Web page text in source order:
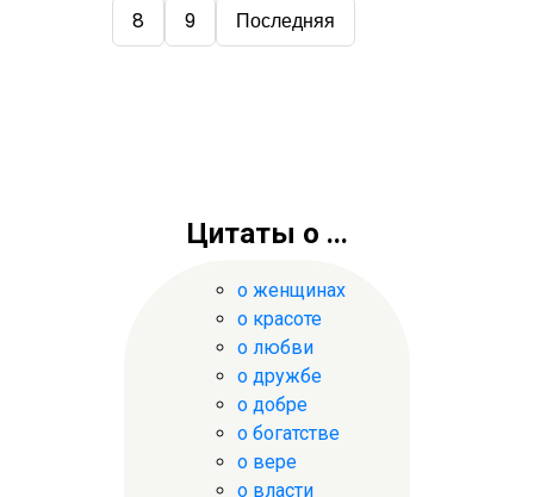
8
9 Последняя
Цитаты о ...
о женщинах
о красоте
о любви
о дружбе
о добре
о богатстве
о вере
о власти